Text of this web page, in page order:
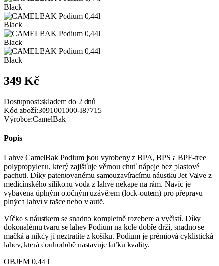
349 Kč
Dostupnost:skladem do 2 dnů
Kód zboží:3091001000-I87715
Výrobce:CamelBak
Popis
Lahve CamelBak Podium jsou vyrobeny z BPA, BPS a BPF-free
polypropylenu, který zajišťuje věrnou chuť nápoje bez plastové
pachuti. Díky patentovanému samouzavíracímu náustku Jet Valve z
medicínského silikonu voda z lahve nekape na rám. Navíc je
vybavena úplným otočným uzávěrem (lock-outem) pro přepravu
plných lahví v tašce nebo v autě.
Víčko s náustkem se snadno kompletně rozebere a vyčistí. Díky
dokonalému tvaru se lahev Podium na kole dobře drží, snadno se
mačká a nikdy ji neztratíte z košíku. Podium je prémiová cyklistická
lahev, která douhodobě nastavuje laťku kvality.
OBJEM 0,44 l